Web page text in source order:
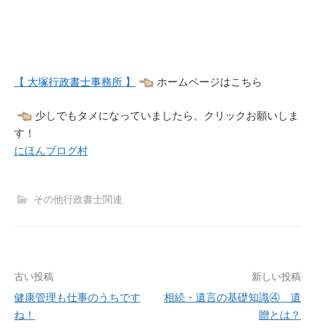
【 大塚行政書士事務所 】 ホームページはこちら
少しでもタメになっていましたら、クリックお願いしま
す！
にほんブログ村
その他行政書士関連
投
稿
ナ
古い投稿
健康管理も仕事のうちです
ね！
新しい投稿
相続・遺言の基礎知識④ 遺
贈とは？